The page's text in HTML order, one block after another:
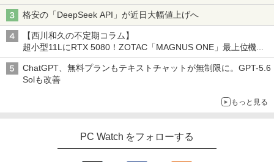
44hz pcモニター Adaptive-Sync ブラッ
ク MAXZEN MJM27IC01 MJM27IC04-F
144 マクスゼン
￥13,480
＼本日限定500円値下げ／＼楽天1位！20
26年最新の超軽量超薄型／モバイルモニ
デル選択 非光沢 IPSパネル Type-C HDM
I 軽量 薄型 リモートワーク ディスプレイ
4
怪異の民俗学【全8巻】セット [ 小松 和
彦 ]
￥25,300
格安の「DeepSeek API」が近日大幅値上げへ
【西川和久の不定期コラム】
超小型11LにRTX 5080！ZOTAC「MAGNUS ONE」最上位機の
実力を探る
ChatGPT、無料プランもテキストチャットが無制限に。GPT-5.6
Solも改善
もっと見る
PC Watch をフォローする